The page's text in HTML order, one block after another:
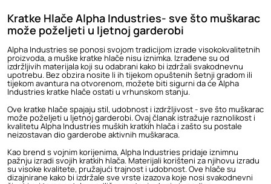
Kratke Hlače Alpha Industries- sve što muškarac
može poželjeti u ljetnoj garderobi
Alpha Industriesse ponosi svojom tradicijom izrade visokokvalitetnih
proizvoda, amuške kratke hlače nisu iznimka. Izrađene su od
izdržljivih materijala koji su odabrani kako bi izdržali svakodnevnu
upotrebu. Bez obzira nosite li ih tijekom opuštenih šetnji gradom ili
tijekom avantura na otvorenom, možete biti sigurni da će Alpha
Industries kratke hlače ostati u vrhunskom stanju.
Ove kratke hlače spajaju stil, udobnost i izdržljivost - sve što muškarac
može poželjeti u ljetnoj garderobi. Ovaj članak istražuje raznolikost i
kvalitetu Alpha Industries muških kratkih hlača i zašto su postale
neizostavan dio garderobe aktivnih muškaraca.
Kao brend s vojnim korijenima, Alpha Industriespridaje iznimnu
pažnju izradi svojih kratkih hlača. Materijali korišteni za njihovu izradu
su visoke kvalitete, pružajući trajnost i udobnost. Ove hlače su
dizajnirane kako bi izdržale sve vrste izazova koje nosi svakodnevni